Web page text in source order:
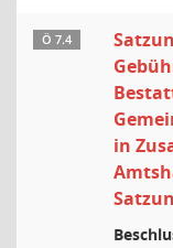
Ö 7.4
in